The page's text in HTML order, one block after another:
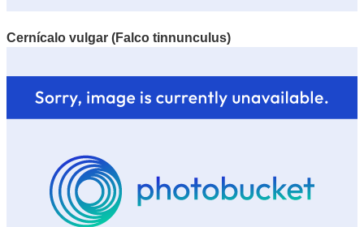
Cernícalo vulgar (Falco tinnunculus)